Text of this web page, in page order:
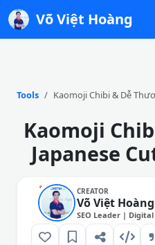
Võ Việt Hoàng
Tools Kaomoji Chibi & Dễ
Kaomoji
Japanese
CREATOR
Võ Việt Hoàng
SEO Leader |